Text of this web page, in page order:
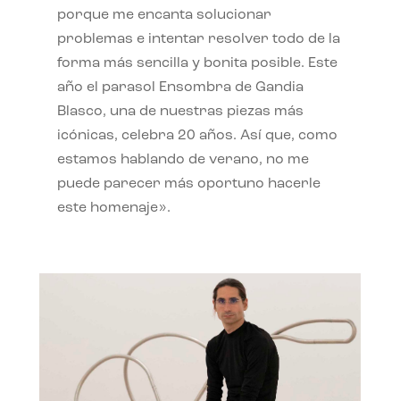
porque me encanta solucionar
problemas e intentar resolver todo de la
forma más sencilla y bonita posible. Este
año el parasol Ensombra de Gandia
Blasco, una de nuestras piezas más
icónicas, celebra 20 años. Así que, como
estamos hablando de verano, no me
puede parecer más oportuno hacerle
este homenaje».